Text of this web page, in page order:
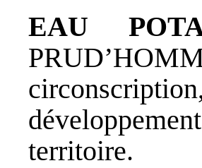
EAU
territoire.